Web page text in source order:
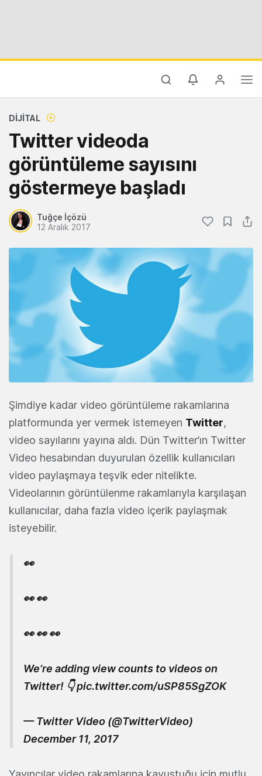
DIJITAL
Twitter videoda
görüntüleme sayısını
göstermeye başladı
Tuğçe İçözü
12 Aralık 2017
Şimdiye kadar video görüntüleme rakamlarına
platformunda yer vermek istemeyen Twitter,
video sayılarını yayına aldı. Dün Twitter’ın Twitter
Video hesabından duyurulan özellik kullanıcıları
video paylaşmaya teşvik eder nitelikte.
Videolarının görüntülenme rakamlarıyla karşılaşan
kullanıcılar, daha fazla video içerik paylaşmak
isteyebilir.
👀
👀 👀
👀 👀 👀
We’re adding view counts to videos on
Twitter! 👇pic.twitter.com/uSP85SgZOK
— Twitter Video (@TwitterVideo)
December 11, 2017